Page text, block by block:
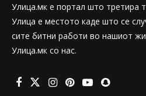
Улица.мк е портал што третира
Улица е местото каде што се
сите битни работи во нашиот
Улица.мк со нас.